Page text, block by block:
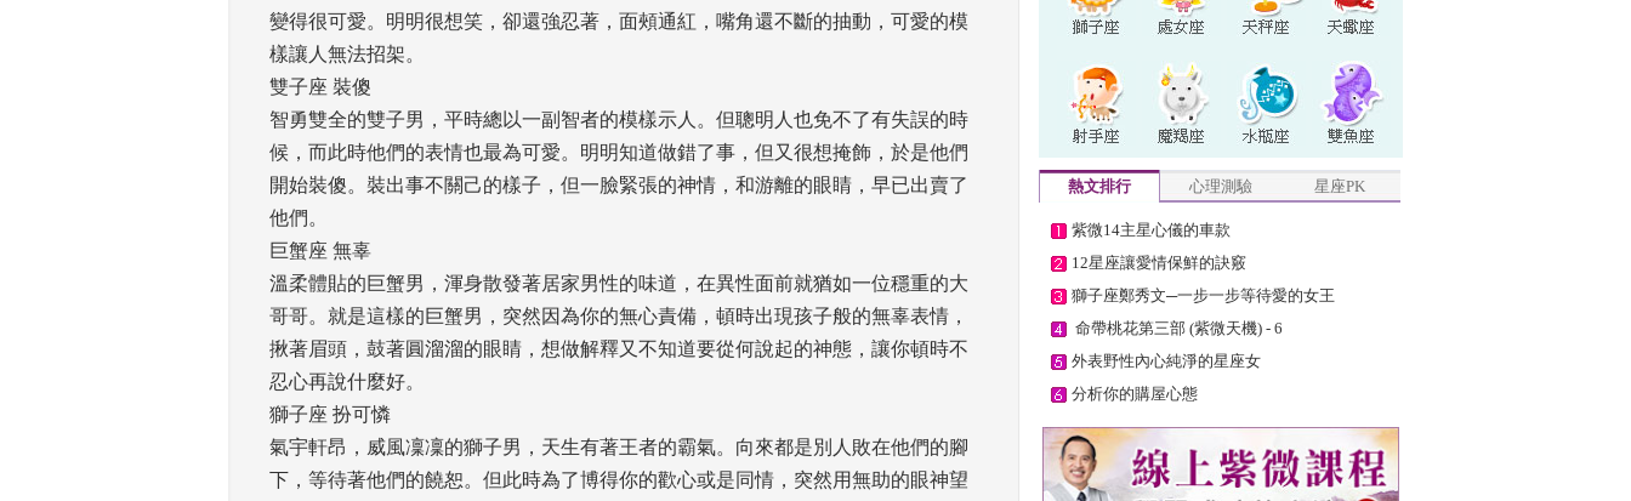
變得很可愛。明明很想笑，卻還強忍著，面頰通紅，嘴角還不斷的抽動，可愛的模
樣讓人無法招架。
雙子座 裝傻
智勇雙全的雙子男，平時總以一副智者的模樣示人。但聰明人也免不了有失誤的時
候，而此時他們的表情也最為可愛。明明知道做錯了事，但又很想掩飾，於是他們
開始裝傻。裝出事不關己的樣子，但一臉緊張的神情，和游離的眼睛，早已出賣了
他們。
巨蟹座 無辜
溫柔體貼的巨蟹男，渾身散發著居家男性的味道，在異性面前就猶如一位穩重的大
哥哥。就是這樣的巨蟹男，突然因為你的無心責備，頓時出現孩子般的無辜表情，
揪著眉頭，鼓著圓溜溜的眼睛，想做解釋又不知道要從何說起的神態，讓你頓時不
忍心再說什麼好。
獅子座 扮可憐
氣宇軒昂，威風凜凜的獅子男，天生有著王者的霸氣。向來都是別人敗在他們的腳
下，等待著他們的饒恕。但此時為了博得你的歡心或是同情，突然用無助的眼神望
熱文排行 心理測驗 星座PK
紫微14主星心儀的車款
12星座讓愛情保鮮的訣竅
獅子座鄭秀文─一步一步等待愛的女王
命帶桃花第三部 (紫微天機) - 6
外表野性內心純淨的星座女
分析你的購屋心態